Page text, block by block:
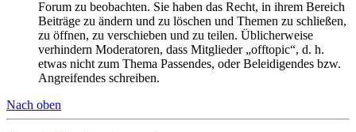
Forum zu beobachten. Sie haben das Recht, in ihrem Bereich
Beiträge zu ändern und zu löschen und Themen zu schließen,
zu öffnen, zu verschieben und zu teilen. Üblicherweise
verhindern Moderatoren, dass Mitglieder „offtopic“, d. h.
etwas nicht zum Thema Passendes, oder Beleidigendes bzw.
Angreifendes schreiben.
Nach oben